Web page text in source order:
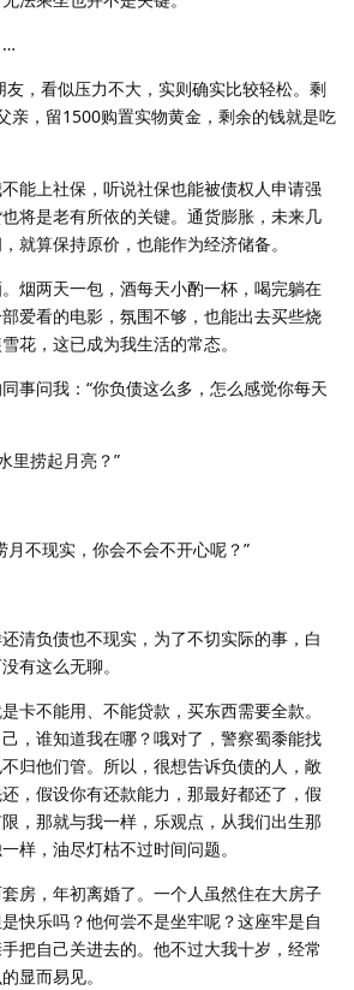
…
，看似压力不大，实则确实比较轻松。剩
亲，留1500购置实物黄金，剩余的钱就是吃
能上社保，听说社保也能被债权人申请强
将是老有所依的关键。通货膨胀，未来几
就算保持原价，也能作为经济储备。
烟两天一包，酒每天小酌一杯，喝完躺在
爱看的电影，氛围不够，也能出去买些烧
花，这已成为我生活的常态。
事问我：“你负债这么多，怎么感觉你每天
里捞起月亮？”
月不现实，你会不会不开心呢？”
清负债也不现实，为了不切实际的事，白
有这么无聊。
卡不能用、不能贷款，买东西需要全款。
，谁知道我在哪？哦对了，警察蜀黍能找
归他们管。所以，很想告诉负债的人，敞
，假设你有还款能力，那最好都还了，假
，那就与我一样，乐观点，从我们出生那
样，油尽灯枯不过时间问题。
房，年初离婚了。一个人虽然住在大房子
快乐吗？他何尝不是坐牢呢？这座牢是自
把自己关进去的。他不过大我十岁，经常
显而易见。